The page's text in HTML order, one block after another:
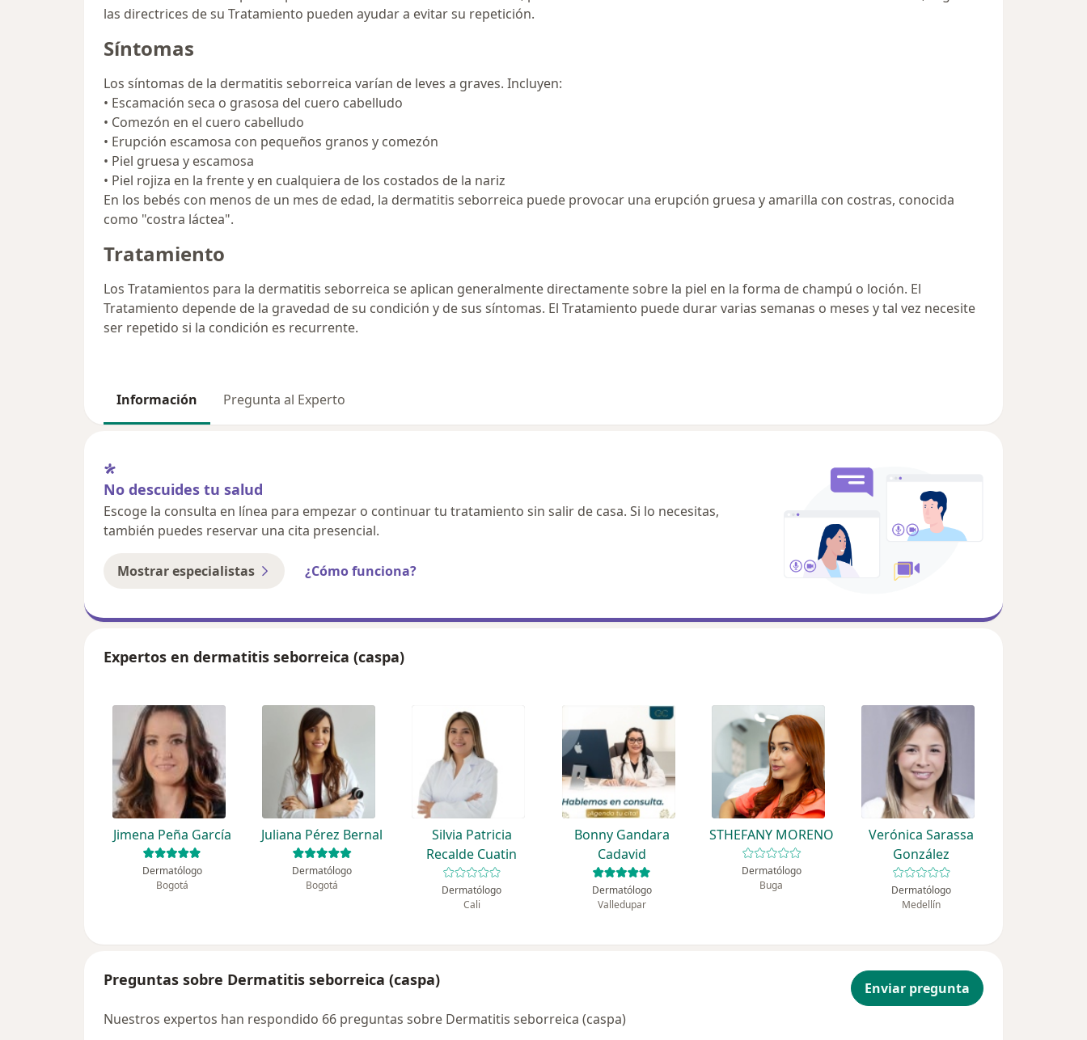
las directrices de su Tratamiento pueden ayudar a evitar su repetición.
Síntomas
Los síntomas de la dermatitis seborreica varían de leves a graves. Incluyen:
• Escamación seca o grasosa del cuero cabelludo
• Comezón en el cuero cabelludo
• Erupción escamosa con pequeños granos y comezón
• Piel gruesa y escamosa
• Piel rojiza en la frente y en cualquiera de los costados de la nariz
En los bebés con menos de un mes de edad, la dermatitis seborreica puede provocar una erupción gruesa y amarilla con costras, conocida
como "costra láctea".
Tratamiento
Los Tratamientos para la dermatitis seborreica se aplican generalmente directamente sobre la piel en la forma de champú o loción. El
Tratamiento depende de la gravedad de su condición y de sus síntomas. El Tratamiento puede durar varias semanas o meses y tal vez necesite
ser repetido si la condición es recurrente.
Información Pregunta al Experto
No descuides tu salud
Escoge la consulta en línea para empezar o continuar tu tratamiento sin salir de casa. Si lo necesitas,
también puedes reservar una cita presencial.
Mostrar especialistas ¿Cómo funciona?
Expertos en dermatitis seborreica (caspa)
Jimena Peña García
Dermatólogo
Bogotá
Juliana Pérez Bernal
Dermatólogo
Bogotá
Silvia Patricia
Recalde Cuatin
Dermatólogo
Cali
Bonny Gandara
Cadavid
Dermatólogo
Valledupar
STHEFANY MORENO
Dermatólogo
Buga
Verónica Sarassa
González
Dermatólogo
Medellín
Preguntas sobre Dermatitis seborreica (caspa)
Enviar pregunta
Nuestros expertos han respondido 66 preguntas sobre Dermatitis seborreica (caspa)